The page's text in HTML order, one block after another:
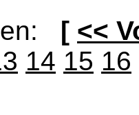
[ <<
14 15 16